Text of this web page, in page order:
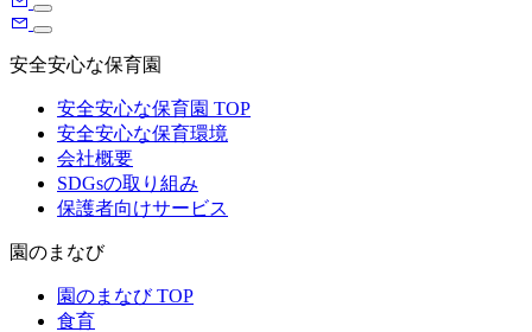
安全安心な保育園
安全安心な保育園 TOP
安全安心な保育環境
会社概要
SDGsの取り組み
保護者向けサービス
園のまなび
園のまなび TOP
食育